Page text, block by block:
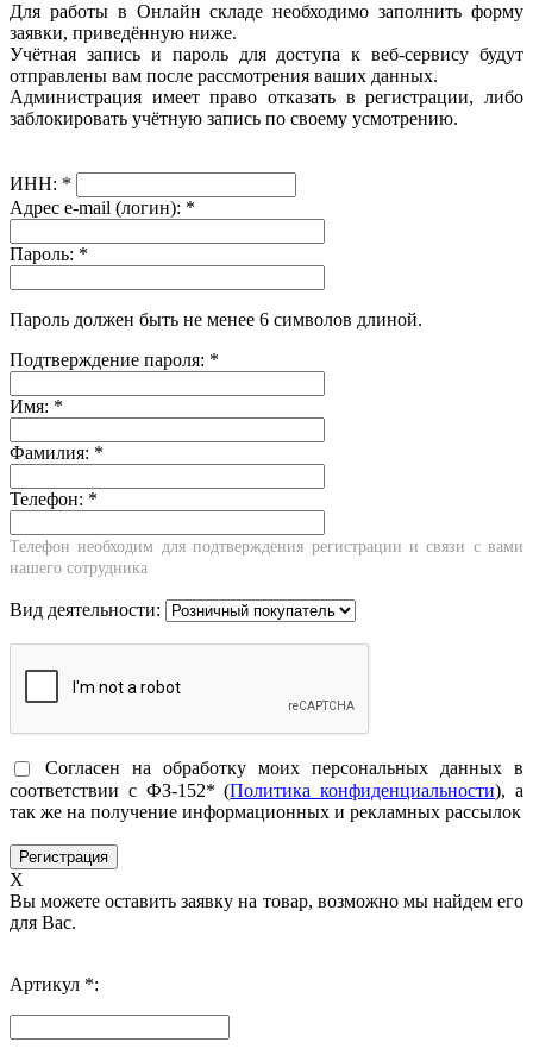
Для работы в Онлайн складе необходимо заполнить форму
заявки, приведённую ниже.
Учётная запись и пароль для доступа к веб-сервису будут
отправлены вам после рассмотрения ваших данных.
Администрация имеет право отказать в регистрации, либо
заблокировать учётную запись по своему усмотрению.
ИНН: *
Адрес e-mail (логин): *
Пароль: *
Пароль должен быть не менее 6 символов длиной.
Подтверждение пароля: *
Имя: *
Фамилия: *
Телефон: *
Телефон необходим для подтверждения регистрации и связи с вами
нашего сотрудника
Вид деятельности:
Согласен на обработку моих персональных данных в
соответствии с ФЗ-152* (Политика конфиденциальности), а
так же на получение информационных и рекламных рассылок
X
Вы можете оставить заявку на товар, возможно мы найдем его
для Вас.
Артикул *: